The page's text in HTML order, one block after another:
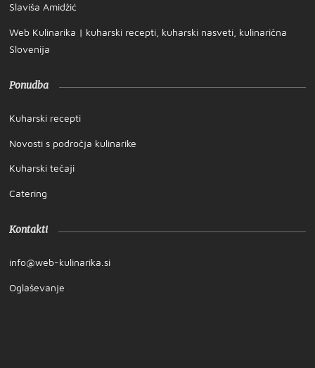
Slaviša Amidžić
Web Kulinarika | kuharski recepti, kuharski nasveti, kulinarična
Slovenija
Ponudba
Kuharski recepti
Novosti s področja kulinarike
Kuharski tečaji
Catering
Kontakti
info@web-kulinarika.si
Oglaševanje